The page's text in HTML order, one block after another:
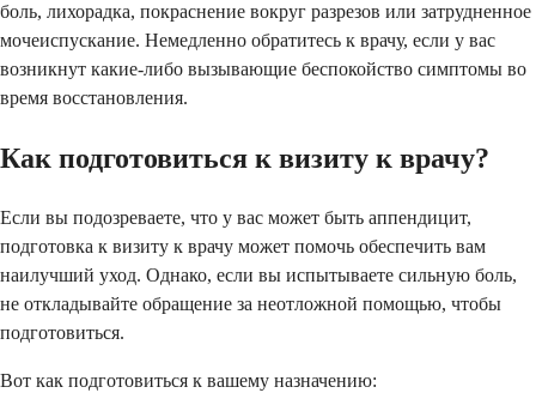
боль, лихорадка, покраснение вокруг разрезов или затрудненное
мочеиспускание. Немедленно обратитесь к врачу, если у вас
возникнут какие-либо вызывающие беспокойство симптомы во
время восстановления.
Как подготовиться к визиту к врачу?
Если вы подозреваете, что у вас может быть аппендицит,
подготовка к визиту к врачу может помочь обеспечить вам
наилучший уход. Однако, если вы испытываете сильную боль,
не откладывайте обращение за неотложной помощью, чтобы
подготовиться.
Вот как подготовиться к вашему назначению: